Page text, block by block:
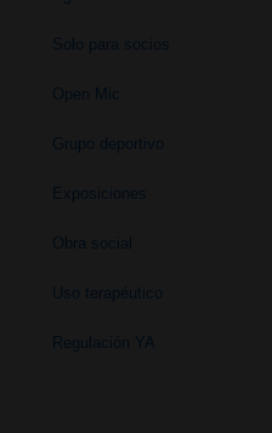
Solo para socios
Open Mic
Grupo deportivo
Exposiciones
Obra social
Uso terapéutico
Regulación YA